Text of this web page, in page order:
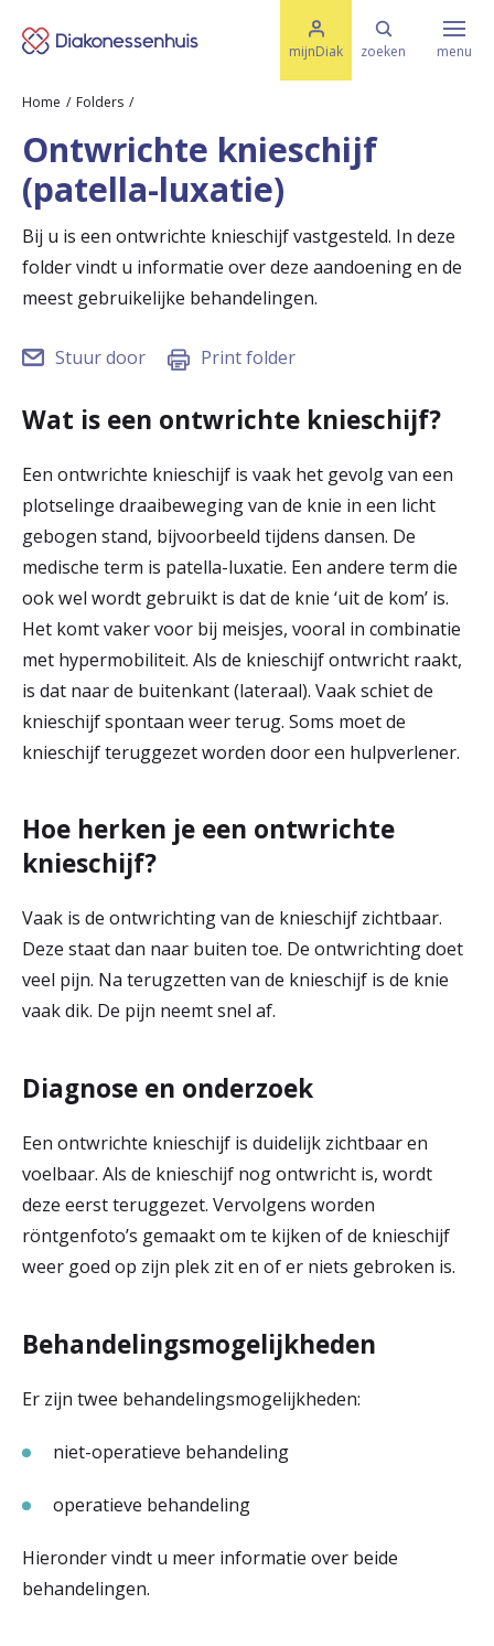
mijnDiak zoeken
M
e
menu
Ziektes & Aandoeningen
Uw bezoek
Translate
Werken & Leren bij
Zorgverleners
Home Folders
Ontwrichte knieschijf
(patella-luxatie)
Bij u is een ontwrichte knieschijf vastgesteld. In deze
folder vindt u informatie over deze aandoening en de
meest gebruikelijke behandelingen.
Stuur door Print folder
Wat is een ontwrichte knieschijf?
Een ontwrichte knieschijf is vaak het gevolg van een
plotselinge draaibeweging van de knie in een licht
gebogen stand, bijvoorbeeld tijdens dansen. De
medische term is patella-luxatie. Een andere term die
ook wel wordt gebruikt is dat de knie ‘uit de kom’ is.
Het komt vaker voor bij meisjes, vooral in combinatie
met hypermobiliteit. Als de knieschijf ontwricht raakt,
is dat naar de buitenkant (lateraal). Vaak schiet de
knieschijf spontaan weer terug. Soms moet de
knieschijf teruggezet worden door een hulpverlener.
Hoe herken je een ontwrichte
knieschijf?
Vaak is de ontwrichting van de knieschijf zichtbaar.
Deze staat dan naar buiten toe. De ontwrichting doet
veel pijn. Na terugzetten van de knieschijf is de knie
vaak dik. De pijn neemt snel af.
Diagnose en onderzoek
Een ontwrichte knieschijf is duidelijk zichtbaar en
voelbaar. Als de knieschijf nog ontwricht is, wordt
deze eerst teruggezet. Vervolgens worden
röntgenfoto’s gemaakt om te kijken of de knieschijf
weer goed op zijn plek zit en of er niets gebroken is.
Behandelingsmogelijkheden
Er zijn twee behandelingsmogelijkheden:
niet-operatieve behandeling
operatieve behandeling
Hieronder vindt u meer informatie over beide
behandelingen.